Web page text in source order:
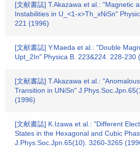
[文献書誌] T.Akazawa et al.: "Magnetic
Instabilities in U_<1-x>Th_xNiSn"
221 (1996)
[文献書誌] Y.Maeda et al.: "Double
Upt_2In" Physica B. 223&224. 228-230
[文献書誌] T.Akazawa et al.:
Transition in UNiSn"
(1996)
[文献書誌] K.Izawa et al.: "Different
States in the Hexagonal and Cubic
J.Phys.Soc.Jpn.65(10). 3260-3265